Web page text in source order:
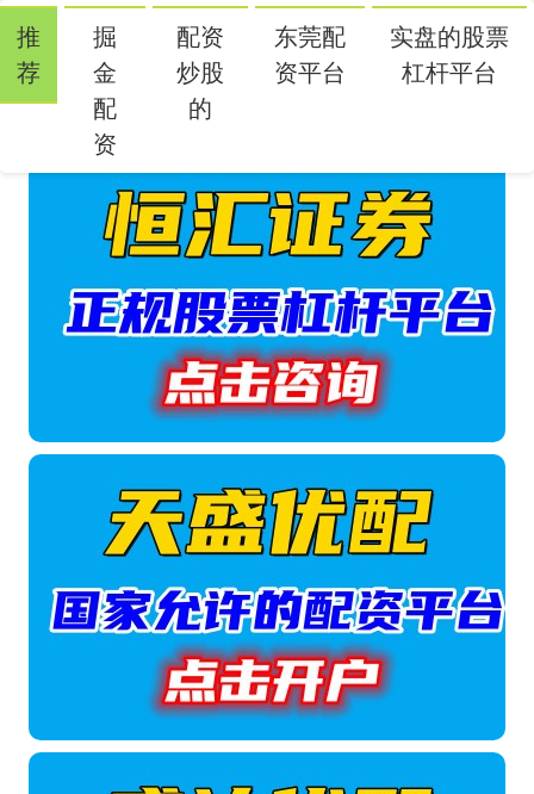
推
荐
掘
金
配
资
配资
炒股
的
东莞配
资平台
实盘的股票
杠杆平台